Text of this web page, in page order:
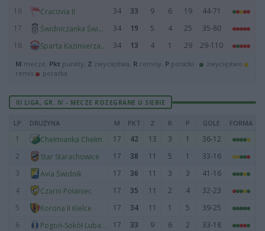
16
Cracovia II 34 33 9 6 19
44-71
17
Świdniczanka Świdnik 34 19 5 4 25
35-80
18
Sparta Kazimierza Wielka 34 13 4 1 29 29-110
M mecze, Pkt punkty, Z zwycięstwa, R remisy, P porażki ·
zwycięstwo
remis
porażka
III LIGA, GR. IV - MECZE ROZEGRANE U SIEBIE
LP DRUŻYNA M PKT Z R P GOLE FORMA
1 Chełmianka Chełm 17 42 13 3 1
36-12
2
Star Starachowice 17 38 11 5 1
33-16
3
Avia Świdnik 17 36 11 3 3
41-16
4
Czarni Połaniec 17 35 11 2 4
32-23
5
Korona II Kielce 17 34 11 1 5
39-25
6
Pogoń-Sokół Lubaczów 17 33 9 6 2
33-18